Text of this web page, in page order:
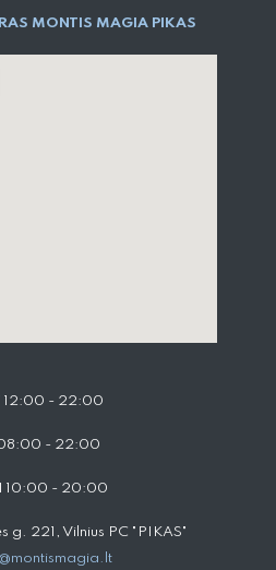
MONTIS MAGIA PIKAS
12:00 - 22:00
- 22:00
10:00 - 20:00
g. 221, Vilnius PC "PIKAS"